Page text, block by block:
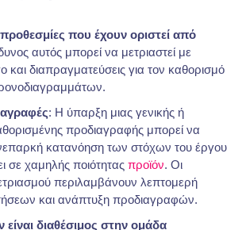
που έχουν οριστεί από
αυτός μπορεί να μετριαστεί με
και διαπραγματεύσεις για τον καθορισμό
: Η ύπαρξη μιας γενικής ή
προδιαγραφής μπορεί να
κατανόηση των στόχων του έργου
σε χαμηλής ποιότητας προϊόν. Οι
περιλαμβάνουν λεπτομερή
και ανάπτυξη προδιαγραφών.
διαθέσιμος στην ομάδα